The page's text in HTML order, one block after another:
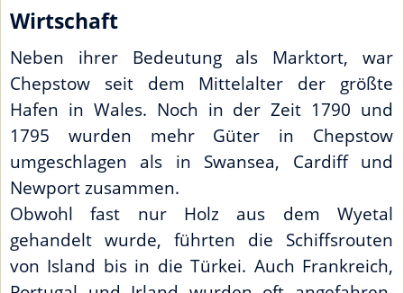
Wirtschaft
Neben ihrer Bedeutung als Marktort, war
Chepstow seit dem Mittelalter der größte
Hafen in Wales. Noch in der Zeit 1790 und
1795 wurden mehr Güter in Chepstow
umgeschlagen als in Swansea, Cardiff und
Newport zusammen.
Obwohl fast nur Holz aus dem Wyetal
gehandelt wurde, führten die Schiffsrouten
von Island bis in die Türkei. Auch Frankreich,